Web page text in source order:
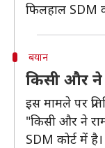
फिलहाल SDM
बयान
किसी और ने
इस मामले पर
"किसी और ने
SDM कोर्ट में